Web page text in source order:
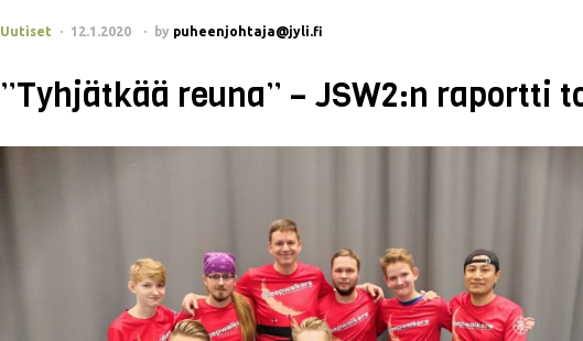
Uutiset 12.1.2020 by puheenjohtaja@jyli.fi
”Tyhjätkää reuna” – JSW2:n raportti